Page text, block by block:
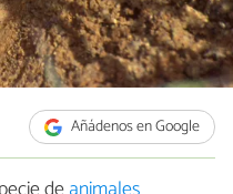
Añádenos en Google